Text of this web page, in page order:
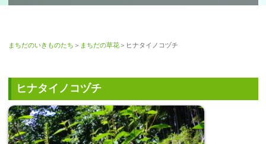
ー
まちだのいきものたち ＞ まちだの草花＞ヒナタイノコヅチ
ヒナタイノコヅチ